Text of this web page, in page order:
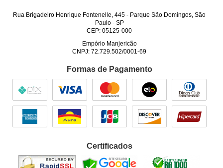
Rua Brigadeiro Henrique Fontenelle, 445 - Parque São Domingos, São
Paulo- SP
CEP: 05125-000
Empório Manjericão
CNPJ: 72.729.502/0001-69
Formas de Pagamento
Certificados